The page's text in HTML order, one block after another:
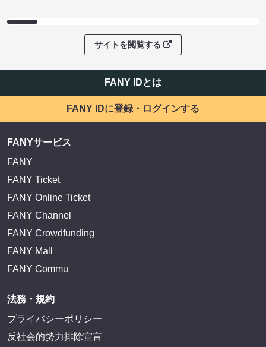
サイトを閲覧する
FANY IDとは
FANY IDに登録・ログインする
FANYサービス
FANY
FANY Ticket
FANY Online Ticket
FANY Channel
FANY Crowdfunding
FANY Mall
FANY Commu
法務・規約
プライバシーポリシー
反社会的勢力排除宣言